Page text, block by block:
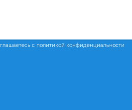
с политикой конфиденциальности